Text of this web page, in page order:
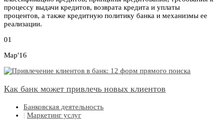
процессу выдачи кредитов, возврата кредита и уплаты
процентов, а также кредитную политику банка и механизмы ее
реализации.
01
Мар'16
Как банк может привлечь новых клиентов
Банковская деятельность
| Маркетинг услуг